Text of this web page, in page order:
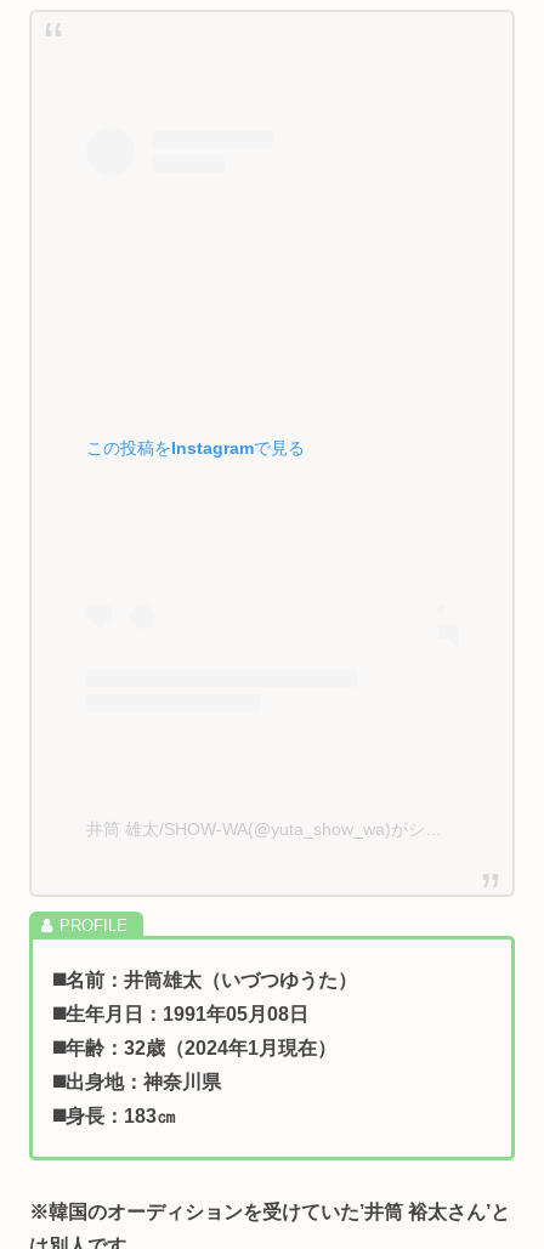
この投稿をInstagramで見る
◼️名前：井筒雄太（いづつゆうた）
◼️生年月日：1991年05月08日
◼️年齢：32歳（2024年1月現在）
◼️出身地：神奈川県
◼️身長：183㎝
※韓国のオーディションを受けていた’井筒 裕太さん’と